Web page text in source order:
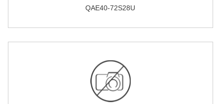
QAE40-72S28U